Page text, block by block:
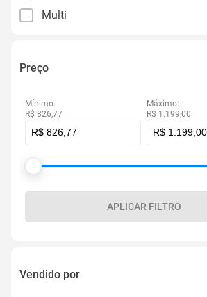
Multi
Preço
Mínimo:
R$ 826,77
Máximo:
R$ 1.199,00
APLICAR FILTRO
Vendido por